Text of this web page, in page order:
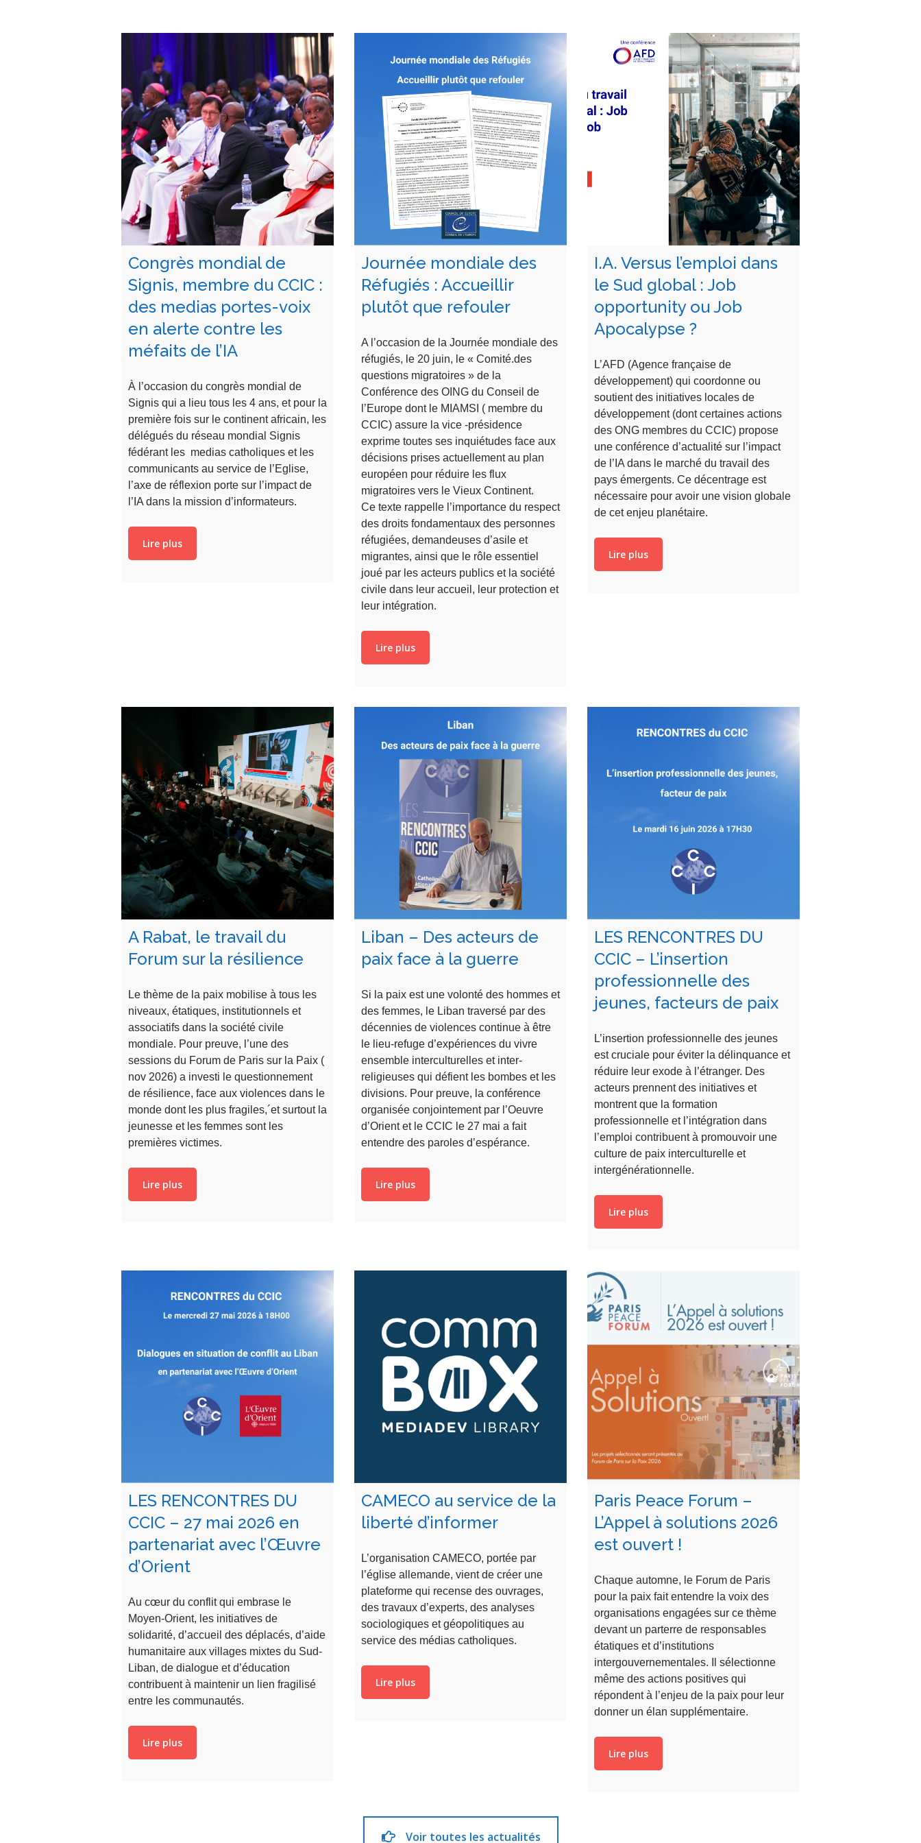
Congrès mondial de
Signis, membre du CCIC :
des medias portes-voix
en alerte contre les
méfaits de l’IA
À l’occasion du congrès mondial de
Signis qui a lieu tous les 4 ans, et pour la
première fois sur le continent africain, les
délégués du réseau mondial Signis
fédérant les medias catholiques et les
communicants au service de l’Eglise,
l’axe de réflexion porte sur l’impact de
l’IA dans la mission d’informateurs.
Lire plus
Journée mondiale des
Réfugiés : Accueillir
plutôt que refouler
A l’occasion de la Journée mondiale des
réfugiés, le 20 juin, le « Comité.des
questions migratoires » de la
Conférence des OING du Conseil de
l’Europe dont le MIAMSI ( membre du
CCIC) assure la vice -présidence
exprime toutes ses inquiétudes face aux
décisions prises actuellement au plan
européen pour réduire les flux
migratoires vers le Vieux Continent.
Ce texte rappelle l’importance du respect
des droits fondamentaux des personnes
réfugiées, demandeuses d’asile et
migrantes, ainsi que le rôle essentiel
joué par les acteurs publics et la société
civile dans leur accueil, leur protection et
leur intégration.
Lire plus
I.A. Versus l’emploi dans
le Sud global : Job
opportunity ou Job
Apocalypse ?
L’AFD (Agence française de
développement) qui coordonne ou
soutient des initiatives locales de
développement (dont certaines actions
des ONG membres du CCIC) propose
une conférence d’actualité sur l’impact
de l’IA dans le marché du travail des
pays émergents. Ce décentrage est
nécessaire pour avoir une vision globale
de cet enjeu planétaire.
Lire plus
A Rabat, le travail du
Forum sur la résilience
Le thème de la paix mobilise à tous les
niveaux, étatiques, institutionnels et
associatifs dans la société civile
mondiale. Pour preuve, l’une des
sessions du Forum de Paris sur la Paix (
nov 2026) a investi le questionnement
de résilience, face aux violences dans le
monde dont les plus fragiles,´et surtout la
jeunesse et les femmes sont les
premières victimes.
Lire plus
Liban – Des acteurs de
paix face à la guerre
Si la paix est une volonté des hommes et
des femmes, le Liban traversé par des
décennies de violences continue à être
le lieu-refuge d’expériences du vivre
ensemble interculturelles et inter-
religieuses qui défient les bombes et les
divisions. Pour preuve, la conférence
organisée conjointement par l’Oeuvre
d’Orient et le CCIC le 27 mai a fait
entendre des paroles d’espérance.
Lire plus
LES RENCONTRES DU
CCIC – L’insertion
professionnelle des
jeunes, facteurs de paix
L’insertion professionnelle des jeunes
est cruciale pour éviter la délinquance et
réduire leur exode à l’étranger. Des
acteurs prennent des initiatives et
montrent que la formation
professionnelle et l’intégration dans
l’emploi contribuent à promouvoir une
culture de paix interculturelle et
intergénérationnelle.
Lire plus
LES RENCONTRES DU
CCIC – 27 mai 2026 en
partenariat avec l’Œuvre
d’Orient
Au cœur du conflit qui embrase le
Moyen-Orient, les initiatives de
solidarité, d’accueil des déplacés, d’aide
humanitaire aux villages mixtes du Sud-
Liban, de dialogue et d’éducation
contribuent à maintenir un lien fragilisé
entre les communautés.
Lire plus
CAMECO au service de la
liberté d’informer
L’organisation CAMECO, portée par
l’église allemande, vient de créer une
plateforme qui recense des ouvrages,
des travaux d’experts, des analyses
sociologiques et géopolitiques au
service des médias catholiques.
Lire plus
Paris Peace Forum –
L’Appel à solutions 2026
est ouvert !
Chaque automne, le Forum de Paris
pour la paix fait entendre la voix des
organisations engagées sur ce thème
devant un parterre de responsables
étatiques et d’institutions
intergouvernementales. Il sélectionne
même des actions positives qui
répondent à l’enjeu de la paix pour leur
donner un élan supplémentaire.
Lire plus
Voir toutes les actualités